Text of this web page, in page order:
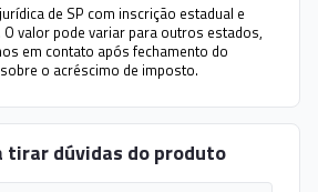
de SP com inscrição estadual e
O valor pode variar para outros estados,
em contato após fechamento do
o acréscimo de imposto.
tirar dúvidas do produto